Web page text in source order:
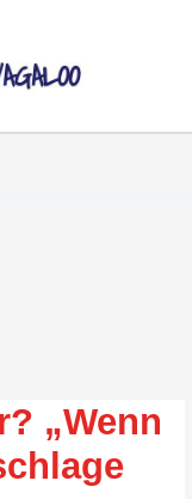
„Wenn